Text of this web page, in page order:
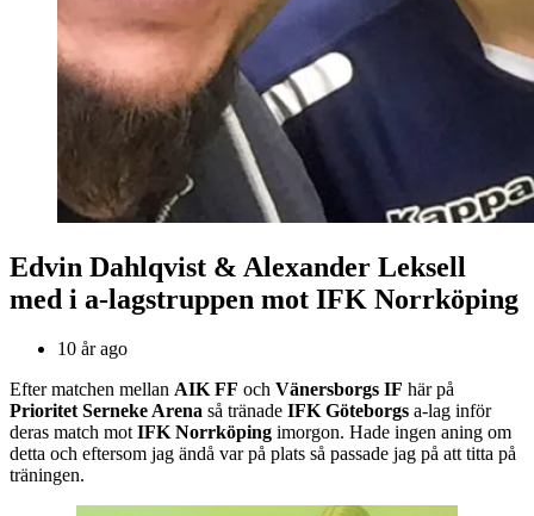
Edvin Dahlqvist & Alexander Leksell
med i a-lagstruppen mot IFK Norrköping
10 år ago
Efter matchen mellan AIK FF och Vänersborgs IF här på
Prioritet Serneke Arena så tränade IFK Göteborgs a-lag inför
deras match motIFK Norrköping imorgon. Hade ingen aning om
detta och eftersom jag ändå var på plats så passade jag på att titta på
träningen.